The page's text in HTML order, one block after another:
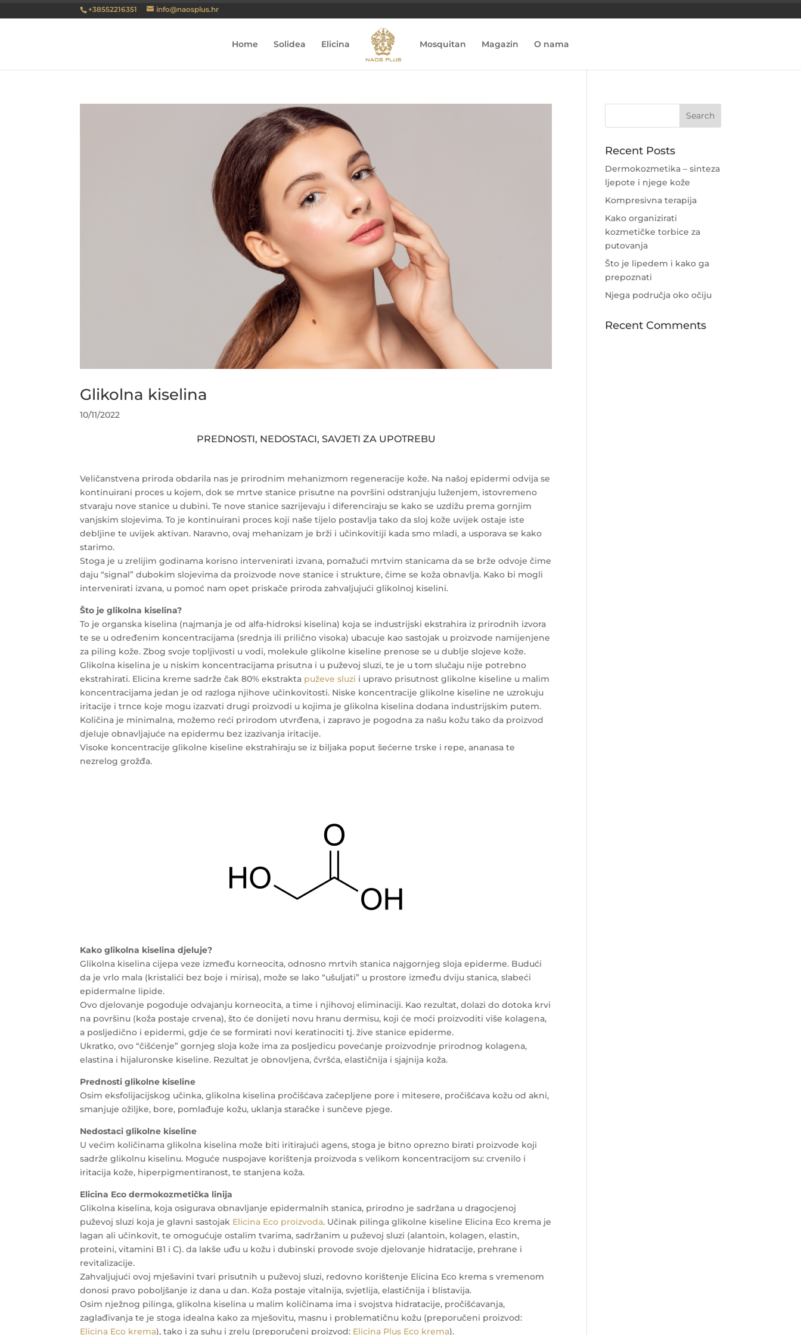
+38552216351 info@naosplus.hr
Home Solidea Elicina Mosquitan Magazin O nama
Glikolna kiselina
10/11/2022
PREDNOSTI, NEDOSTACI, SAVJETI ZA UPOTREBU
Veličanstvena priroda obdarila nas je prirodnim mehanizmom regeneracije kože. Na našoj epidermi odvija se
kontinuirani proces u kojem, dok se mrtve stanice prisutne na površini odstranjuju luženjem, istovremeno
stvaraju nove stanice u dubini. Te nove stanice sazrijevaju i diferenciraju se kako se uzdižu prema gornjim
vanjskim slojevima. To je kontinuirani proces koji naše tijelo postavlja tako da sloj kože uvijek ostaje iste
debljine te uvijek aktivan. Naravno, ovaj mehanizam je brži i učinkovitiji kada smo mladi, a usporava se kako
starimo.
Stoga je u zrelijim godinama korisno intervenirati izvana, pomažući mrtvim stanicama da se brže odvoje čime
daju “signal” dubokim slojevima da proizvode nove stanice i strukture, čime se koža obnavlja. Kako bi mogli
intervenirati izvana, u pomoć nam opet priskače priroda zahvaljujući glikolnoj kiselini.
Što je glikolna kiselina?
To je organska kiselina (najmanja je od alfa-hidroksi kiselina) koja se industrijski ekstrahira iz prirodnih izvora
te se u određenim koncentracijama (srednja ili prilično visoka) ubacuje kao sastojak u proizvode namijenjene
za piling kože. Zbog svoje topljivosti u vodi, molekule glikolne kiseline prenose se u dublje slojeve kože.
Glikolna kiselina je u niskim koncentracijama prisutna i u puževoj sluzi, te je u tom slučaju nije potrebno
ekstrahirati. Elicina kreme sadrže čak 80% ekstrakta puževe sluzi i upravo prisutnost glikolne kiseline u malim
koncentracijama jedan je od razloga njihove učinkovitosti. Niske koncentracije glikolne kiseline ne uzrokuju
iritacije i trnce koje mogu izazvati drugi proizvodi u kojima je glikolna kiselina dodana industrijskim putem.
Količina je minimalna, možemo reći prirodom utvrđena, i zapravo je pogodna za našu kožu tako da proizvod
djeluje obnavljajuće na epidermu bez izazivanja iritacije.
Visoke koncentracije glikolne kiseline ekstrahiraju se iz biljaka poput šećerne trske i repe, ananasa te
nezrelog grožđa.
Kako glikolna kiselina djeluje?
Glikolna kiselina cijepa veze između korneocita, odnosno mrtvih stanica najgornjeg sloja epiderme. Budući
da je vrlo mala (kristalići bez boje i mirisa), može se lako “ušuljati” u prostore između dviju stanica, slabeći
epidermalne lipide.
Ovo djelovanje pogoduje odvajanju korneocita, a time i njihovoj eliminaciji. Kao rezultat, dolazi do dotoka krvi
na površinu (koža postaje crvena), što će donijeti novu hranu dermisu, koji će moći proizvoditi više kolagena,
a posljedično i epidermi, gdje će se formirati novi keratinociti tj. žive stanice epiderme.
Ukratko, ovo “čišćenje” gornjeg sloja kože ima za posljedicu povećanje proizvodnje prirodnog kolagena,
elastina i hijaluronske kiseline. Rezultat je obnovljena, čvršća, elastičnija i sjajnija koža.
Prednosti glikolne kiseline
Osim eksfolijacijskog učinka, glikolna kiselina pročišćava začepljene pore i mitesere, pročišćava kožu od akni,
smanjuje ožiljke, bore, pomlađuje kožu, uklanja staračke i sunčeve pjege.
Nedostaci glikolne kiseline
U većim količinama glikolna kiselina može biti iritirajući agens, stoga je bitno oprezno birati proizvode koji
sadrže glikolnu kiselinu. Moguće nuspojave korištenja proizvoda s velikom koncentracijom su: crvenilo i
iritacija kože, hiperpigmentiranost, te stanjena koža.
Elicina Eco dermokozmetička linija
Glikolna kiselina, koja osigurava obnavljanje epidermalnih stanica, prirodno je sadržana u dragocjenoj
puževoj sluzi koja je glavni sastojak Elicina Eco proizvoda. Učinak pilinga glikolne kiseline Elicina Eco krema je
lagan ali učinkovit, te omogućuje ostalim tvarima, sadržanim u puževoj sluzi (alantoin, kolagen, elastin,
proteini, vitamini B1 i C). da lakše uđu u kožu i dubinski provode svoje djelovanje hidratacije, prehrane i
revitalizacije.
Zahvaljujući ovoj mješavini tvari prisutnih u puževoj sluzi, redovno korištenje Elicina Eco krema s vremenom
donosi pravo poboljšanje iz dana u dan. Koža postaje vitalnija, svjetlija, elastičnija i blistavija.
Osim nježnog pilinga, glikolna kiselina u malim količinama ima i svojstva hidratacije, pročišćavanja,
zaglađivanja te je stoga idealna kako za mješovitu, masnu i problematičnu kožu (preporučeni proizvod:
Elicina Eco krema), tako i za suhu i zrelu (preporučeni proizvod: Elicina Plus Eco krema).
Recent Posts
Dermokozmetika – sinteza
ljepote i njege kože
Kompresivna terapija
Kako organizirati
kozmetičke torbice za
putovanja
Što je lipedem i kako ga
prepoznati
Njega područja oko očiju
Recent Comments